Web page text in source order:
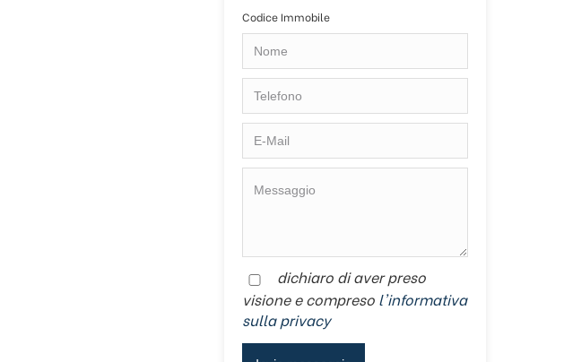
Codice Immobile
dichiaro di aver preso
visione e compreso l'informativa
sulla privacy